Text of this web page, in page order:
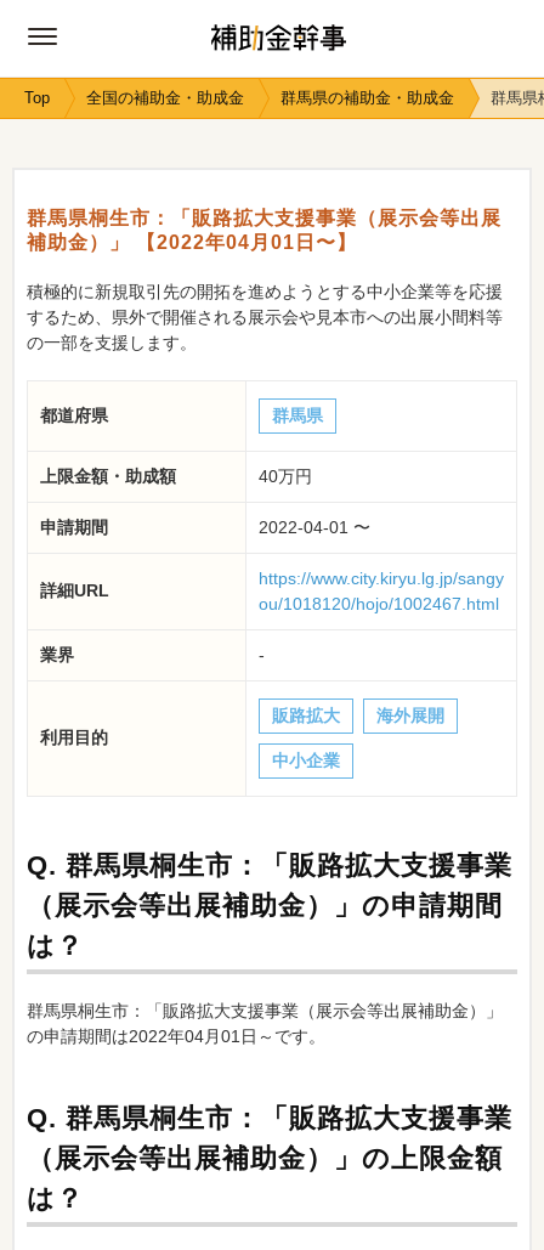
Top 全国の補助金・助成金 群馬県の補助金・助成金 群馬県
群馬県桐生市：「販路拡大支援事業（展示会等出展
補助金）」 【2022年04月01日〜】
積極的に新規取引先の開拓を進めようとする中小企業等を応援
するため、県外で開催される展示会や見本市への出展小間料等
の一部を支援します。
都道府県 群馬県
上限金額・助成額 40万円
申請期間 2022-04-01 〜
詳細URL
https://www.city.kiryu.lg.jp/sangy
ou/1018120/hojo/1002467.html
業界 -
利用目的
販路拡大 海外展開
中小企業
Q. 群馬県桐生市：「販路拡大支援事業
（展示会等出展補助金）」の申請期間
は？
群馬県桐生市：「販路拡大支援事業（展示会等出展補助金）」
の申請期間は2022年04月01日～です。
Q. 群馬県桐生市：「販路拡大支援事業
（展示会等出展補助金）」の上限金額
は？